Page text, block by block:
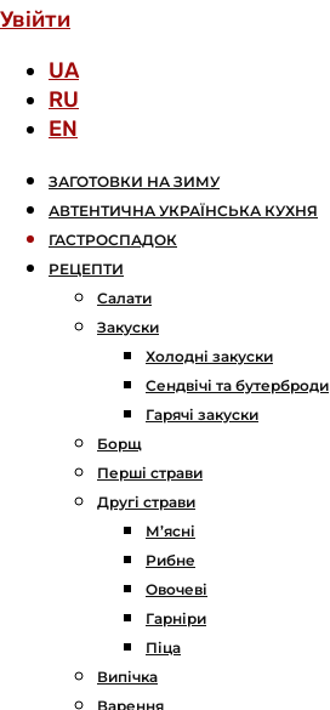
Увійти
UA
RU
EN
ЗАГОТОВКИ НА ЗИМУ
АВТЕНТИЧНА УКРАЇНСЬКА КУХНЯ
ГАСТРОСПАДОК
РЕЦЕПТИ
Салати
Закуски
Холодні закуски
Сендвічі та бутерброди
Гарячі закуски
Борщ
Перші страви
Другі страви
М’ясні
Рибне
Овочеві
Гарніри
Піца
Випічка
Варення